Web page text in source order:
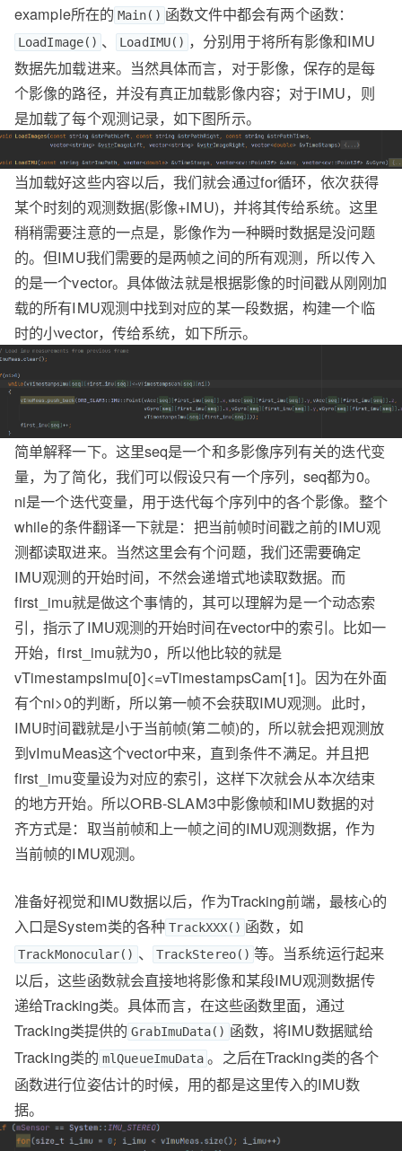
example所在的 Main() 函数文件中都会有两个函数：
LoadImage() 、 LoadIMU() ，分别用于将所有影像和IMU
数据先加载进来。当然具体而言，对于影像，保存的是每
个影像的路径，并没有真正加载影像内容；对于IMU，则
是加载了每个观测记录，如下图所示。
当加载好这些内容以后，我们就会通过for循环，依次获得
某个时刻的观测数据(影像+IMU)，并将其传给系统。这里
稍稍需要注意的一点是，影像作为一种瞬时数据是没问题
的。但IMU我们需要的是两帧之间的所有观测，所以传入
的是一个vector。具体做法就是根据影像的时间戳从刚刚加
载的所有IMU观测中找到对应的某一段数据，构建一个临
时的小vector，传给系统，如下所示。
简单解释一下。这里seq是一个和多影像序列有关的迭代变
量，为了简化，我们可以假设只有一个序列，seq都为0。
ni是一个迭代变量，用于迭代每个序列中的各个影像。整个
while的条件翻译一下就是：把当前帧时间戳之前的IMU观
测都读取进来。当然这里会有个问题，我们还需要确定
IMU观测的开始时间，不然会递增式地读取数据。而
first_imu就是做这个事情的，其可以理解为是一个动态索
引，指示了IMU观测的开始时间在vector中的索引。比如一
开始，first_imu就为0，所以他比较的就是
vTimestampsImu[0]<=vTimestampsCam[1]。因为在外面
有个ni>0的判断，所以第一帧不会获取IMU观测。此时，
IMU时间戳就是小于当前帧(第二帧)的，所以就会把观测放
到vImuMeas这个vector中来，直到条件不满足。并且把
first_imu变量设为对应的索引，这样下次就会从本次结束
的地方开始。所以ORB-SLAM3中影像帧和IMU数据的对
齐方式是：取当前帧和上一帧之间的IMU观测数据，作为
当前帧的IMU观测。
准备好视觉和IMU数据以后，作为Tracking前端，最核心的
入口是System类的各种 TrackXXX() 函数，如
TrackMonocular() 、 TrackStereo() 等。当系统运行起来
以后，这些函数就会直接地将影像和某段IMU观测数据传
递给Tracking类。具体而言，在这些函数里面，通过
Tracking类提供的 GrabImuData() 函数，将IMU数据赋给
Tracking类的 mlQueueImuData 。之后在Tracking类的各个
函数进行位姿估计的时候，用的都是这里传入的IMU数
据。